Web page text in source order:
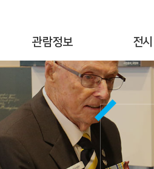
관람정보
관람안내
대관안내
시설안내
통합신청조회
전시
상설전시
사이버전